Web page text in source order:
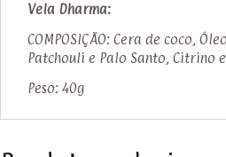
Vela Dharma:
COMPOSIÇÃO: Cera de coco,
Patchouli e Palo Santo, Citrino
Peso: 40g